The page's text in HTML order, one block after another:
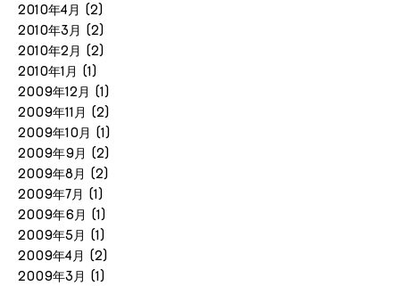
2010年4月 (2)
2010年3月 (2)
2010年2月 (2)
2010年1月 (1)
2009年12月 (1)
2009年11月 (2)
2009年10月 (1)
2009年9月 (2)
2009年8月 (2)
2009年7月 (1)
2009年6月 (1)
2009年5月 (1)
2009年4月 (2)
2009年3月 (1)